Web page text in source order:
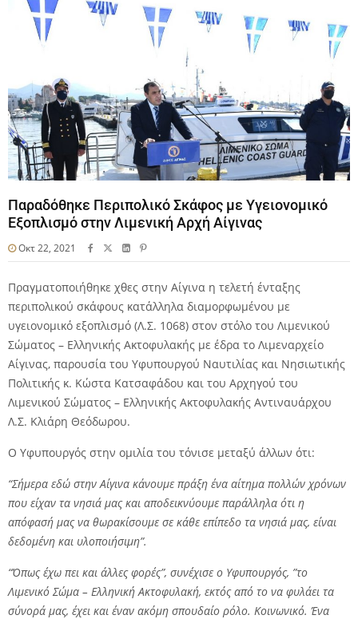
Παραδόθηκε Περιπολικό Σκάφος με Υγειονομικό
Εξοπλισμό στην Λιμενική Αρχή Αίγινας
Οκτ 22, 2021
Πραγματοποιήθηκε χθες στην Αίγινα η τελετή ένταξης
περιπολικού σκάφους κατάλληλα διαμορφωμένου με
υγειονομικό εξοπλισμό (Λ.Σ. 1068) στον στόλο του Λιμενικού
Σώματος – Ελληνικής Ακτοφυλακής με έδρα το Λιμεναρχείο
Αίγινας, παρουσία του Υφυπουργού Ναυτιλίας και Νησιωτικής
Πολιτικής κ. Κώστα Κατσαφάδου και του Αρχηγού του
Λιμενικού Σώματος – Ελληνικής Ακτοφυλακής Αντιναυάρχου
Λ.Σ. Κλιάρη Θεόδωρου.
Ο Υφυπουργός στην ομιλία του τόνισε μεταξύ άλλων ότι:
“Σήμερα εδώ στην Αίγινα κάνουμε πράξη ένα αίτημα πολλών χρόνων
που είχαν τα νησιά μας και αποδεικνύουμε παράλληλα ότι η
απόφασή μας να θωρακίσουμε σε κάθε επίπεδο τα νησιά μας, είναι
δεδομένη και υλοποιήσιμη”.
“Όπως έχω πει και άλλες φορές”, συνέχισε ο Υφυπουργός, ”το
Λιμενικό Σώμα – Ελληνική Ακτοφυλακή, εκτός από το να φυλάει τα
σύνορά μας, έχει και έναν ακόμη σπουδαίο ρόλο. Κοινωνικό. Ένα